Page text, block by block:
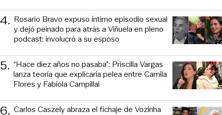
4. Rosario Bravo expuso íntimo episodio sexual
y dejó peinado para atrás a Viñuela en pleno
podcast: involucró a su esposo
5. “Hace diez años no pasaba”: Priscilla Vargas
lanza teoría que explicaría pelea entre Camila
Flores y Fabiola Campillai
6. Carlos Caszely abraza el fichaje de Vozinha